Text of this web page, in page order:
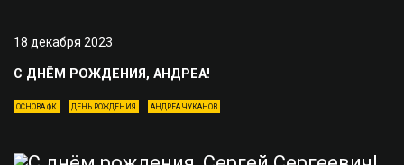
18 декабря 2023
С ДНЁМ РОЖДЕНИЯ, АНДРЕА!
ОСНОВА ФК ДЕНЬ РОЖДЕНИЯ АНДРЕА ЧУКАНОВ